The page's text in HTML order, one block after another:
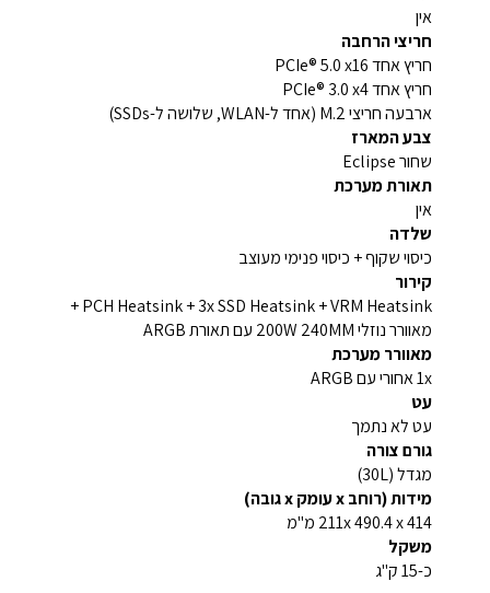
אין
חריצי הרחבה
חריץ אחד PCIe® 5.0 x16
חריץ אחד PCIe® 3.0 x4
ארבעה חריצי M.2 (אחד ל-WLAN, שלושה ל-SSDs)
צבע המארז
שחור Eclipse
תאורת מערכת
אין
שלדה
כיסוי שקוף + כיסוי פנימי מעוצב
קירור
PCH Heatsink + 3x SSD Heatsink + VRM Heatsink +
מאוורר נוזלי 200W 240MM עם תאורת ARGB
מאוורר מערכת
1x אחורי עם ARGB
עט
עט לא נתמך
גורם צורה
מגדל (30L)
מידות (רוחב x עומק x גובה)
211x 490.4 x 414 מ"מ
משקל
כ-15 ק"ג